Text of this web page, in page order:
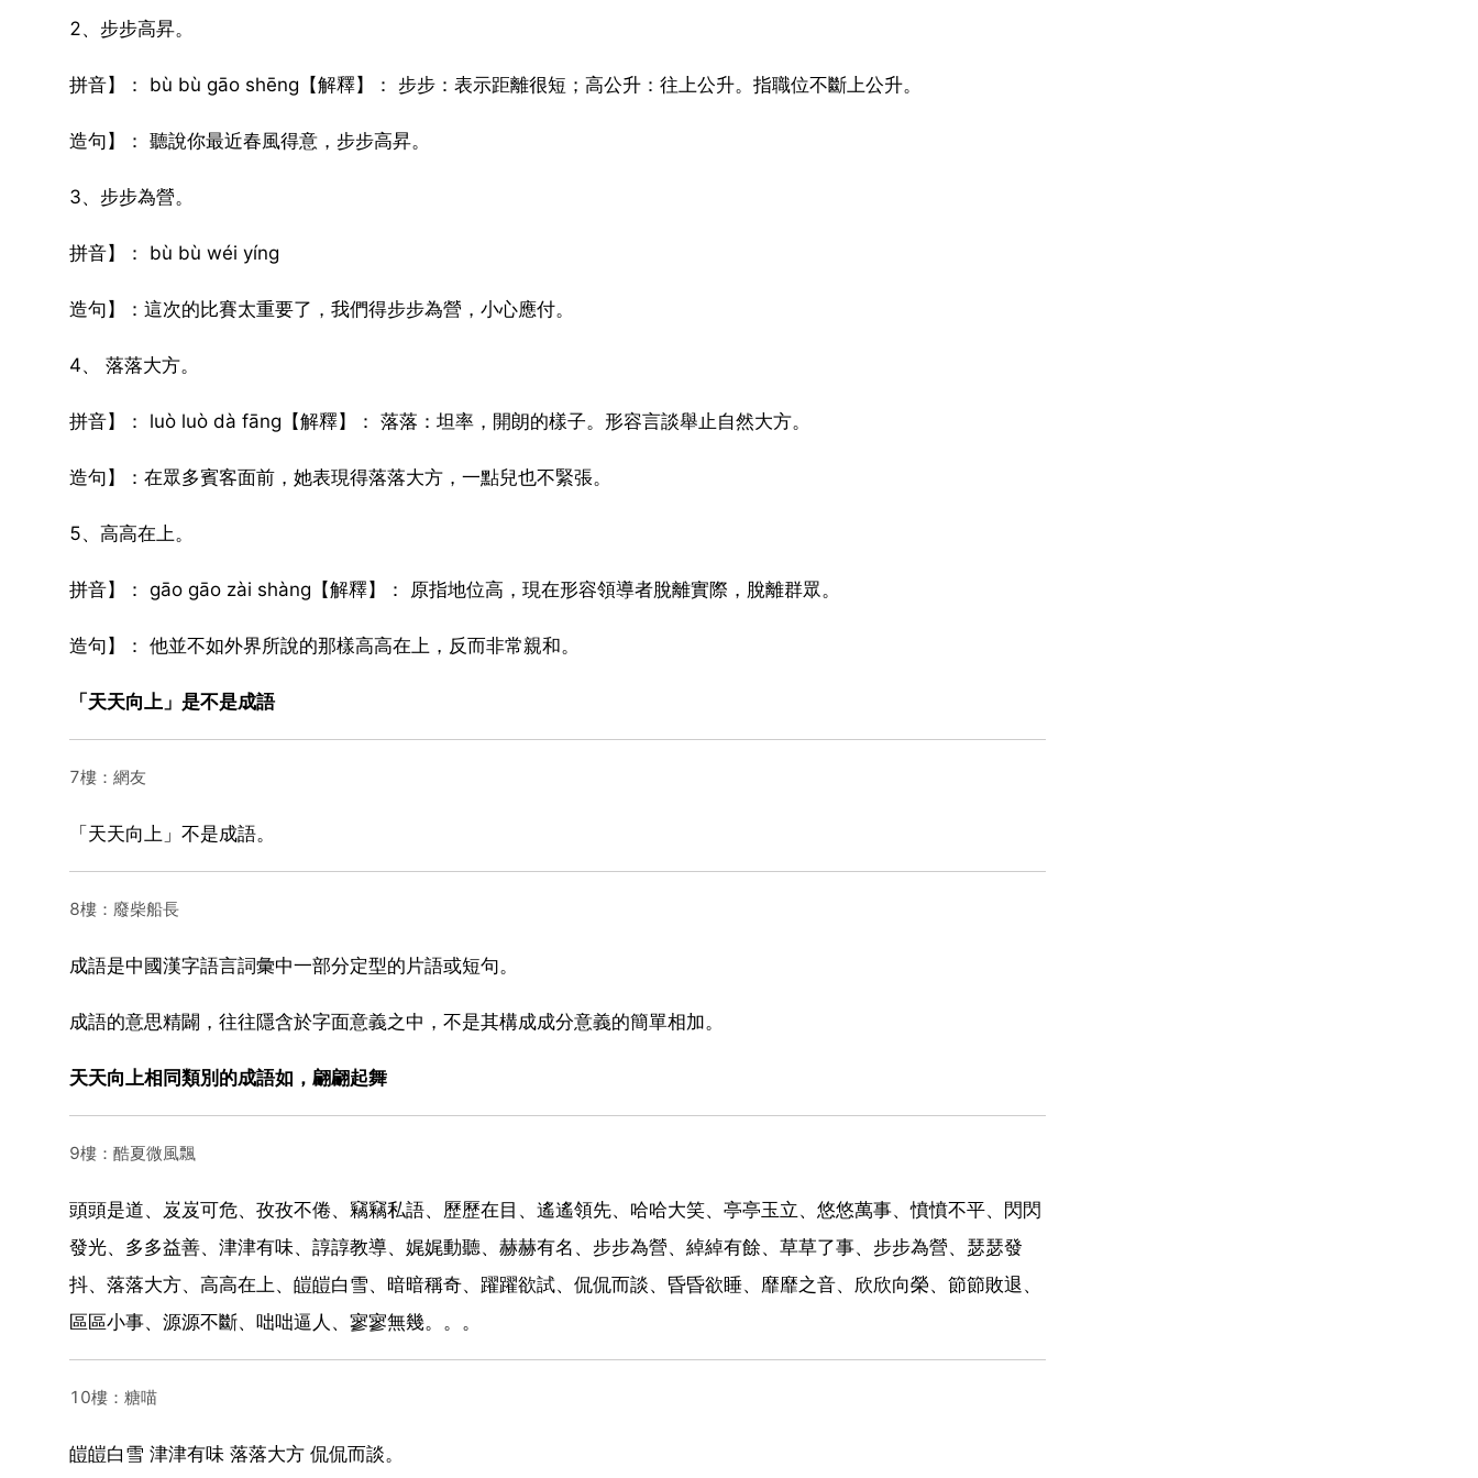
2、步步高昇。
拼音】： bù bù gāo shēng【解釋】： 步步：表示距離很短；高公升：往上公升。指職位不斷上公升。
造句】： 聽說你最近春風得意，步步高昇。
3、步步為營。
拼音】： bù bù wéi yíng
造句】：這次的比賽太重要了，我們得步步為營，小心應付。
4、 落落大方。
拼音】： luò luò dà fāng【解釋】： 落落：坦率，開朗的樣子。形容言談舉止自然大方。
造句】：在眾多賓客面前，她表現得落落大方，一點兒也不緊張。
5、高高在上。
拼音】： gāo gāo zài shàng【解釋】： 原指地位高，現在形容領導者脫離實際，脫離群眾。
造句】： 他並不如外界所說的那樣高高在上，反而非常親和。
「天天向上」是不是成語
7樓：網友
「天天向上」不是成語。
8樓：廢柴船長
成語是中國漢字語言詞彙中一部分定型的片語或短句。
成語的意思精闢，往往隱含於字面意義之中，不是其構成成分意義的簡單相加。
天天向上相同類別的成語如，翩翩起舞
9樓：酷夏微風飄
頭頭是道、岌岌可危、孜孜不倦、竊竊私語、歷歷在目、遙遙領先、哈哈大笑、亭亭玉立、悠悠萬事、憤憤不平、閃閃
發光、多多益善、津津有味、諄諄教導、娓娓動聽、赫赫有名、步步為營、綽綽有餘、草草了事、步步為營、瑟瑟發
抖、落落大方、高高在上、皚皚白雪、暗暗稱奇、躍躍欲試、侃侃而談、昏昏欲睡、靡靡之音、欣欣向榮、節節敗退、
區區小事、源源不斷、咄咄逼人、寥寥無幾。。。
10樓：糖喵
皚皚白雪 津津有味 落落大方 侃侃而談。